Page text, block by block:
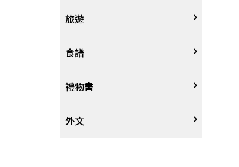
寵物
時尚、瘦身、芳療
戲劇、舞蹈
動腦解謎
英語書
教育教養
生老病死
限制級漫畫
中文詩詞
武俠小說
奇幻恐佈小說
推理小說
藝術設計
居家佈置
建築工藝
園藝
旅遊
台灣
中港澳
日韓
食譜
中式
西式
禮物書
外文